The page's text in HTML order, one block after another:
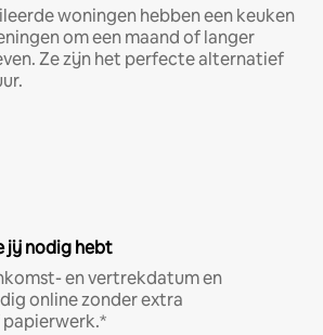
woningen hebben een keuken
om een maand of langer
Ze zijn het perfecte alternatief
jij nodig hebt
en vertrekdatum en
online zonder extra